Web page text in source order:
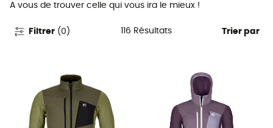
A vous de trouver celle qui vous ira le mieux !
Filtrer (0 ) 116 Résultats Trier par